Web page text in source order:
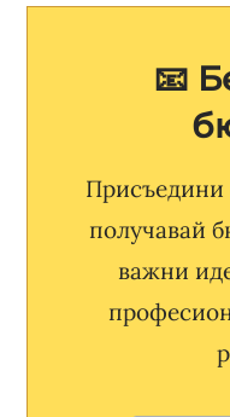
📧
Присъедини
получавай
важни